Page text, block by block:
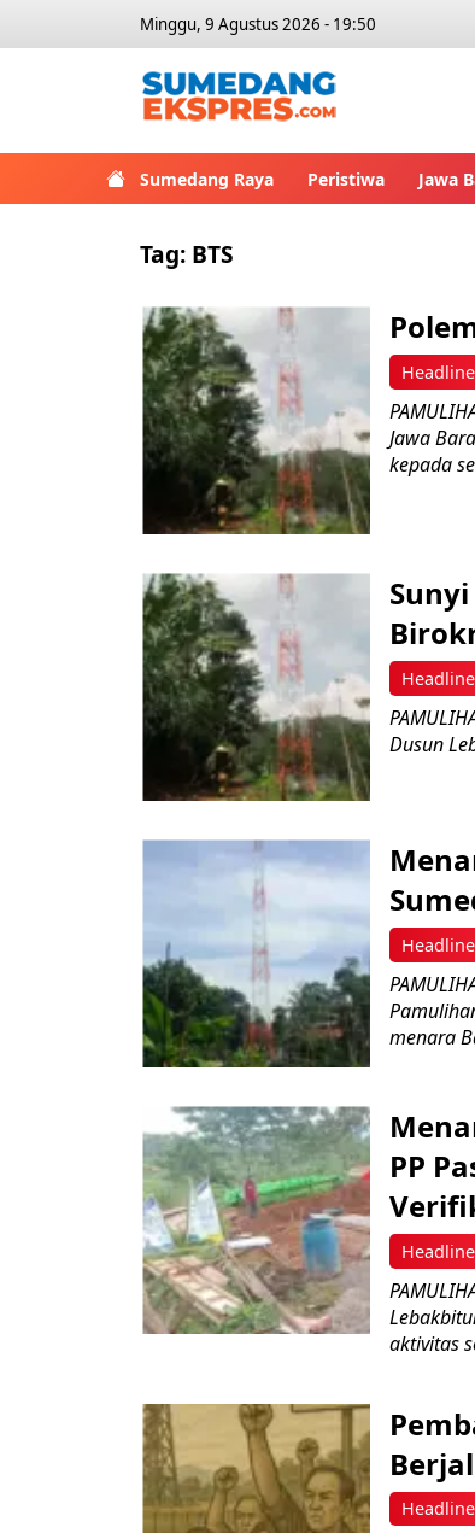
Minggu, 9 Agustus 2026 - 19:50
Sumedang Raya Peristiwa Jawa
Tag: BTS
Headline
Jawa
kepada
Headline
Dusun
Headline
menara
Headline
PP
aktivitas
Headline